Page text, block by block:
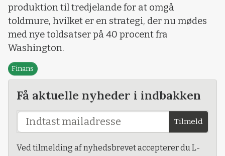
produktion til tredjelande for at omgå
toldmure, hvilket er en strategi, der nu mødes
med nye toldsatser på 40 procent fra
Washington.
Finans
Få aktuelle nyheder i indbakken
Tilmeld
Ved tilmelding af nyhedsbrevet accepterer du L-